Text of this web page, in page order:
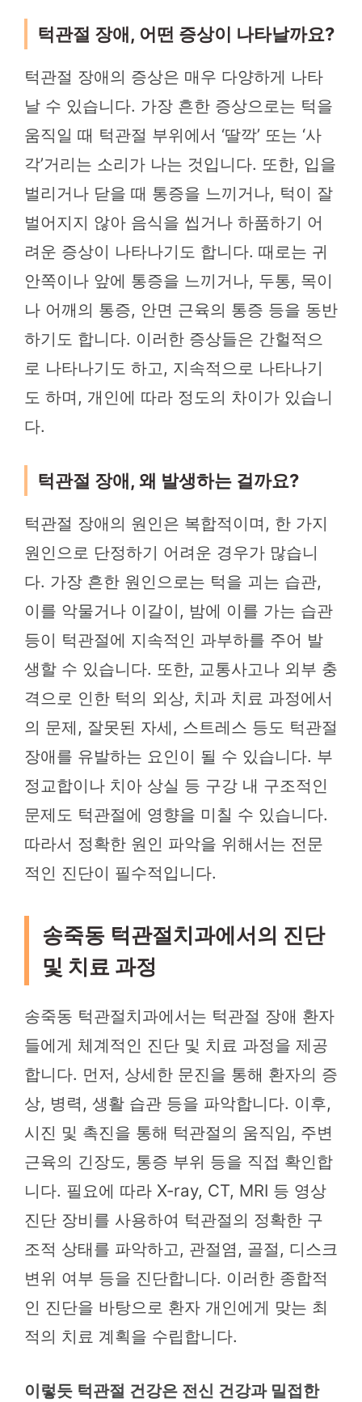
턱관절 장애, 어떤 증상이 나타날까요?
턱관절 장애의 증상은 매우 다양하게 나타
날 수 있습니다. 가장 흔한 증상으로는 턱을
움직일 때 턱관절 부위에서 ‘딸깍’ 또는 ‘사
각’거리는 소리가 나는 것입니다. 또한, 입을
벌리거나 닫을 때 통증을 느끼거나, 턱이 잘
벌어지지 않아 음식을 씹거나 하품하기 어
려운 증상이 나타나기도 합니다. 때로는 귀
안쪽이나 앞에 통증을 느끼거나, 두통, 목이
나 어깨의 통증, 안면 근육의 통증 등을 동반
하기도 합니다. 이러한 증상들은 간헐적으
로 나타나기도 하고, 지속적으로 나타나기
도 하며, 개인에 따라 정도의 차이가 있습니
다.
턱관절 장애, 왜 발생하는 걸까요?
턱관절 장애의 원인은 복합적이며, 한 가지
원인으로 단정하기 어려운 경우가 많습니
다. 가장 흔한 원인으로는 턱을 괴는 습관,
이를 악물거나 이갈이, 밤에 이를 가는 습관
등이 턱관절에 지속적인 과부하를 주어 발
생할 수 있습니다. 또한, 교통사고나 외부 충
격으로 인한 턱의 외상, 치과 치료 과정에서
의 문제, 잘못된 자세, 스트레스 등도 턱관절
장애를 유발하는 요인이 될 수 있습니다. 부
정교합이나 치아 상실 등 구강 내 구조적인
문제도 턱관절에 영향을 미칠 수 있습니다.
따라서 정확한 원인 파악을 위해서는 전문
적인 진단이 필수적입니다.
송죽동 턱관절치과에서의 진단
및 치료 과정
송죽동 턱관절치과에서는 턱관절 장애 환자
들에게 체계적인 진단 및 치료 과정을 제공
합니다. 먼저, 상세한 문진을 통해 환자의 증
상, 병력, 생활 습관 등을 파악합니다. 이후,
시진 및 촉진을 통해 턱관절의 움직임, 주변
근육의 긴장도, 통증 부위 등을 직접 확인합
니다. 필요에 따라 X-ray, CT, MRI 등 영상
진단 장비를 사용하여 턱관절의 정확한 구
조적 상태를 파악하고, 관절염, 골절, 디스크
변위 여부 등을 진단합니다. 이러한 종합적
인 진단을 바탕으로 환자 개인에게 맞는 최
적의 치료 계획을 수립합니다.
이렇듯 턱관절 건강은 전신 건강과 밀접한